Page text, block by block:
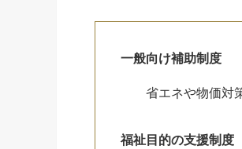
一般向け補助制度
省エネや物価対
福祉目的の支援制度